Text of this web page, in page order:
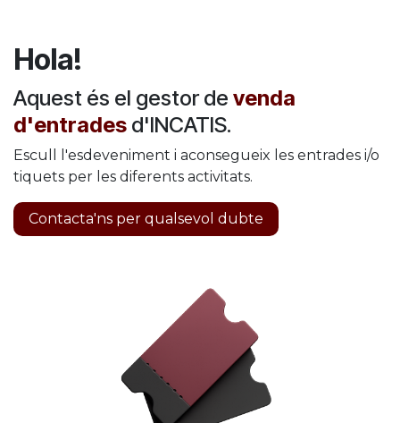
Hola!
Aquest és el gestor de venda
d'entrades d'INCATIS.
Escull l'esdeveniment i aconsegueix les entrades i/o
tiquets per les diferents activitats.
Contacta'ns per qualsevol dubte